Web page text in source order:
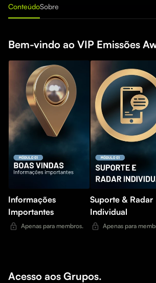
ConteúdoSobre
Bem-vindo ao VIP Emissões
Informações
Importantes
Apenas para membros.
Suporte & Radar
Individual
Apenas para
Acesso aos Grupos.